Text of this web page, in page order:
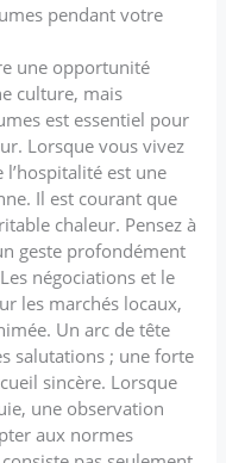
pendant votre
une opportunité
culture, mais
est essentiel pour
Lorsque vous vivez
est une
Il est courant que
chaleur. Pensez à
geste profondément
négociations et le
les marchés locaux,
Un arc de tête
salutations ; une forte
sincère. Lorsque
une observation
aux normes